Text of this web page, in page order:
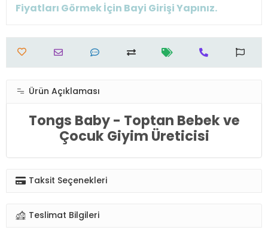
Fiyatları Görmek İçin Bayi Girişi Yapınız.
Ürün Açıklaması
Tongs Baby - Toptan Bebek ve
Çocuk Giyim Üreticisi
Taksit Seçenekleri
Teslimat Bilgileri